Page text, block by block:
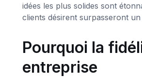
idées les plus solides sont
clients désirent surpasseront
Pourquoi la
entreprise